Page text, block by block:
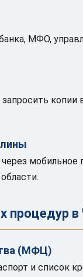
МФО,
процедур
(МФЦ)
и список